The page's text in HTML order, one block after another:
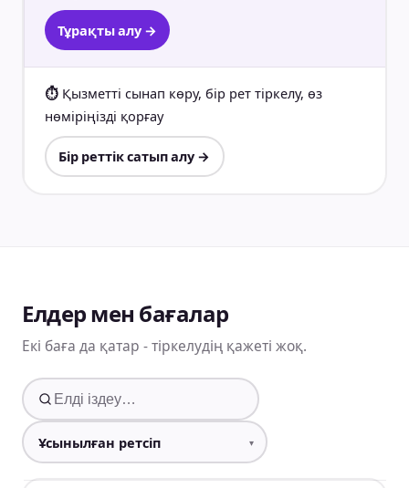
Тұрақты алу →
Қызметті сынап көру, бір рет тіркелу, өз
нөміріңізді қорғау
Бір реттік сатып алу →
Елдер мен бағалар
Екі баға да қатар - тіркелудің қажеті жоқ.